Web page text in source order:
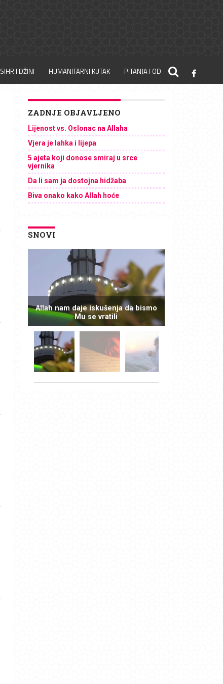
SIHR I DŽINI HUMANITARNI KUTAK PITANJA I ODGOVORI
ZADNJE OBJAVLJENO
Lijenost vs. Oslonac na Allaha
Vjera je lahka i lijepa
5 ajeta koji donose smiraj u srce
vjernika
Da li sam ja dostojna hidžaba
Biva onako kako Allah hoće
SNOVI
Allah nam daje iskušenja da bismo
Mu se vratili